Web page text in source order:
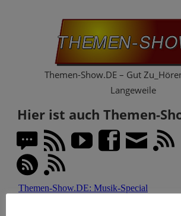
Themen-Show.DE – Gut
Langeweile
Hier ist auch Themen-